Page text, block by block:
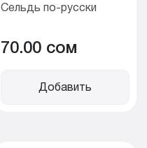
Сельдь по-русски
70.00 cом
Добавить